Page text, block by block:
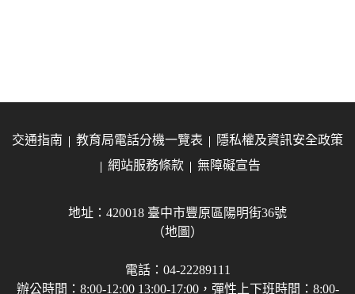
交通指南 教育局電話分機一覽表
隱私權及資訊安全政策
網站服務條款
無障礙宣告
地址：420018 臺中市豐原區陽明街36號
（地圖）
電話：04-22289111
辦公時間：8:00-12:00 13:00-17:00，彈性上下班時間：8:00-